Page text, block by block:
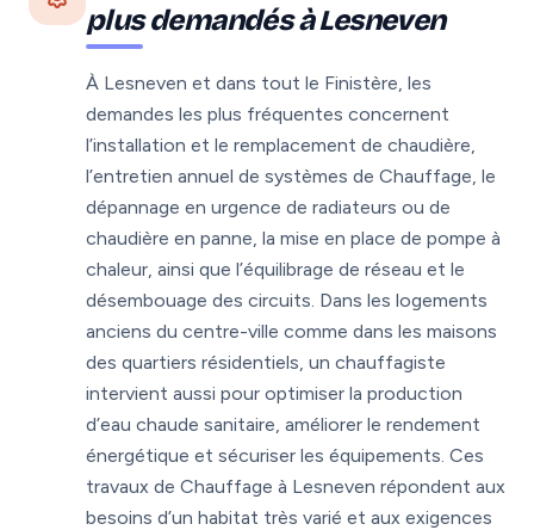
plus demandés à Lesneven
À Lesneven et dans tout le Finistère, les
demandes les plus fréquentes concernent
l’installation et le remplacement de chaudière,
l’entretien annuel de systèmes de Chauffage, le
dépannage en urgence de radiateurs ou de
chaudière en panne, la mise en place de pompe à
chaleur, ainsi que l’équilibrage de réseau et le
désembouage des circuits. Dans les logements
anciens du centre-ville comme dans les maisons
des quartiers résidentiels, un chauffagiste
intervient aussi pour optimiser la production
d’eau chaude sanitaire, améliorer le rendement
énergétique et sécuriser les équipements. Ces
travaux de Chauffage à Lesneven répondent aux
besoins d’un habitat très varié et aux exigences